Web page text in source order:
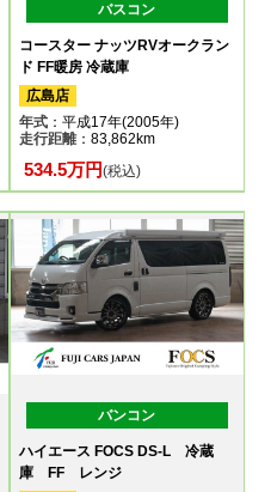
バスコン
コースター ナッツRVオークラン
ド FF暖房 冷蔵庫
広島店
年式：平成17年(2005年)
走行距離：83,862km
534.5万円(税込)
バンコン
ハイエース FOCS DS-L 冷蔵
庫 FF レンジ